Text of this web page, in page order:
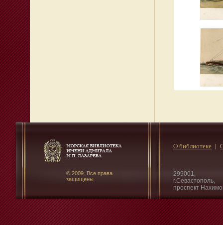
© 2009. Все права
защищены.
299001,
г.Севастополь,
проспект
О библиотеке